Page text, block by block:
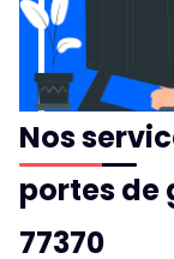
Nos
portes de
77370